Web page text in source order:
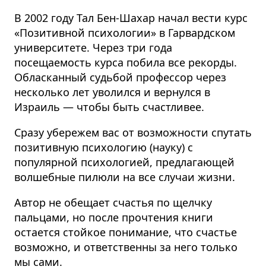
В 2002 году Тал Бен-Шахар начал вести курс
«Позитивной психологии» в Гарвардском
университете. Через три года
посещаемость курса побила все рекорды.
Обласканный судьбой профессор через
несколько лет уволился и вернулся в
Израиль — чтобы быть счастливее.
Сразу убережем вас от возможности спутать
позитивную психологию (науку) с
популярной психологией, предлагающей
волшебные пилюли на все случаи жизни.
Автор не обещает счастья по щелчку
пальцами, но после прочтения книги
остается стойкое понимание, что счастье
возможно, и ответственны за него только
мы сами.